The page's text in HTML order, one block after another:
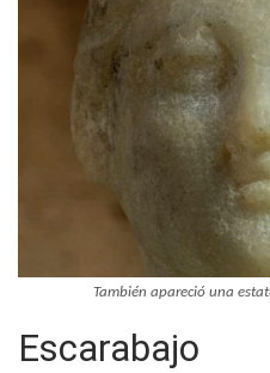
También apareció una
Escarabajo